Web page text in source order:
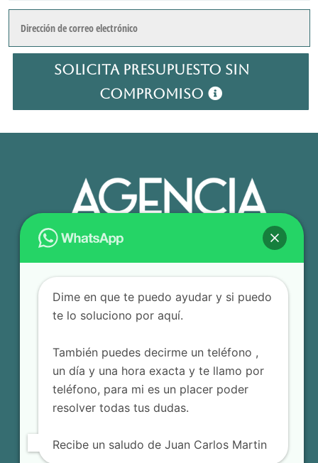
Solicita Presupuesto sin
Compromiso
Dime en que te puedo ayudar y si puedo
te lo soluciono por aquí.
También puedes decirme un teléfono ,
un día y una hora exacta y te llamo por
teléfono, para mi es un placer poder
resolver todas tus dudas.
Recibe un saludo de Juan Carlos Martin